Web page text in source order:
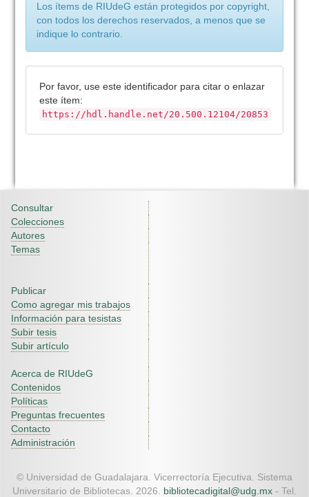
Los ítems de RIUdeG están protegidos por copyright,
con todos los derechos reservados, a menos que se
indique lo contrario.
Por favor, use este identificador para citar o enlazar
este ítem:
https://hdl.handle.net/20.500.12104/20853
Consultar
Colecciones
Autores
Temas
Publicar
Como agregar mis trabajos
Información para tesistas
Subir tesis
Subir artículo
Acerca de RIUdeG
Contenidos
Políticas
Preguntas frecuentes
Contacto
Administración
© Universidad de Guadalajara. Vicerrectoría Ejecutiva. Sistema
Universitario de Bibliotecas. 2026. bibliotecadigital@udg.mx - Tel.